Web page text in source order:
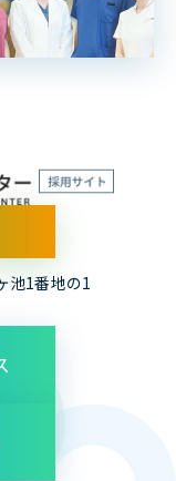
池1番地の1